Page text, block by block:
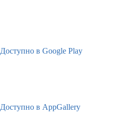
Доступно в Google Play
Доступно в AppGallery